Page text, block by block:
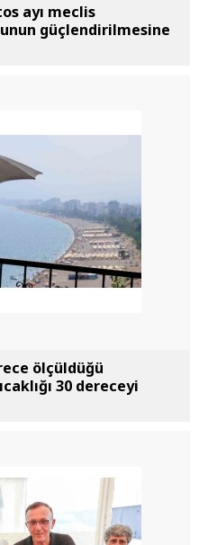
ayı meclis
güçlendirilmesine
ölçüldüğü
30 dereceyi